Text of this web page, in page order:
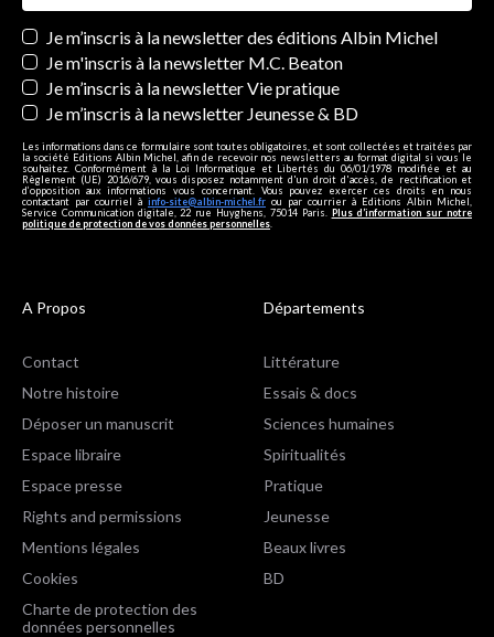
Newsletters
Je m’inscris à la newsletter des éditions Albin Michel
Je m'inscris à la newsletter M.C. Beaton
Je m’inscris à la newsletter Vie pratique
Je m’inscris à la newsletter Jeunesse & BD
Les informations dans ce formulaire sont toutes obligatoires, et sont collectées et traitées par
la société Editions Albin Michel, afin de recevoir nos newsletters au format digital si vous le
souhaitez. Conformément à la Loi Informatique et Libertés du 06/01/1978 modifiée et au
Règlement (UE) 2016/679, vous disposez notamment d'un droit d'accès, de rectification et
d’opposition aux informations vous concernant. Vous pouvez exercer ces droits en nous
contactant par courriel à info-site@albin-michel.fr ou par courrier à Editions Albin Michel,
Service Communication digitale, 22 rue Huyghens, 75014 Paris. Plus d’information sur notre
politique de protection de vos données personnelles
A Propos
Contact
Notre histoire
Déposer un manuscrit
Espace libraire
Espace presse
Rights and permissions
Mentions légales
Cookies
Charte de protection des
données personnelles
Départements
Littérature
Essais & docs
Sciences humaines
Spiritualités
Pratique
Jeunesse
Beaux livres
BD